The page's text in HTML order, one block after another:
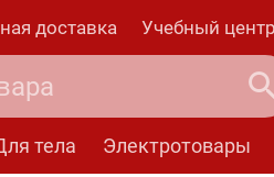
доставка Учебный центр
тела Электротовары